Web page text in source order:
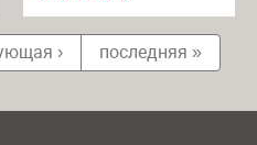
› последняя »